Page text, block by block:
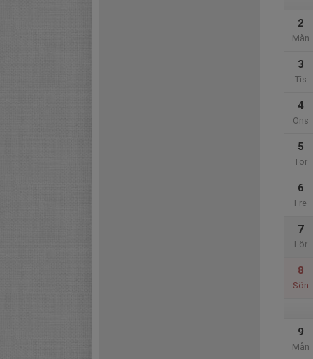
2
Mån
3
Tis
4
Ons
5
Tor
6
Fre
7
Lör
8
Sön
9
Mån